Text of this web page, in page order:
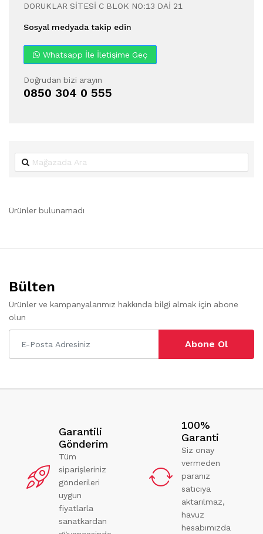
DORUKLAR SİTESİ C BLOK NO:13 DAİ 21
Sosyal medyada takip edin
Whatsapp İle İletişime Geç
Doğrudan bizi arayın
0850 304 0 555
Ürünler bulunamadı
Bülten
Ürünler ve kampanyalarımız hakkında bilgi almak için abone
olun
Abone Ol
Garantili
Gönderim
Tüm
siparişleriniz
gönderileri
uygun
fiyatlarla
sanatkardan
100%
Garanti
Siz onay
vermeden
paranız
satıcıya
aktarılmaz,
havuz
hesabımızda